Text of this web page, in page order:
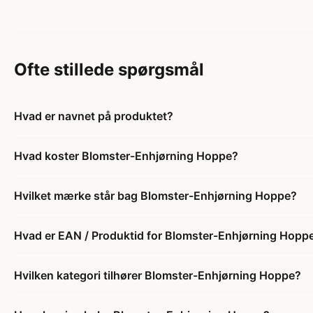
Ofte stillede spørgsmål
Hvad er navnet på produktet?
Hvad koster Blomster-Enhjørning Hoppe?
Hvilket mærke står bag Blomster-Enhjørning Hoppe?
Hvad er EAN / Produktid for Blomster-Enhjørning
Hvilken kategori tilhører Blomster-Enhjørning Hoppe?